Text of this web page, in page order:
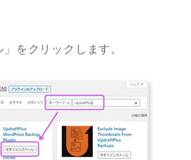
をクリックします。